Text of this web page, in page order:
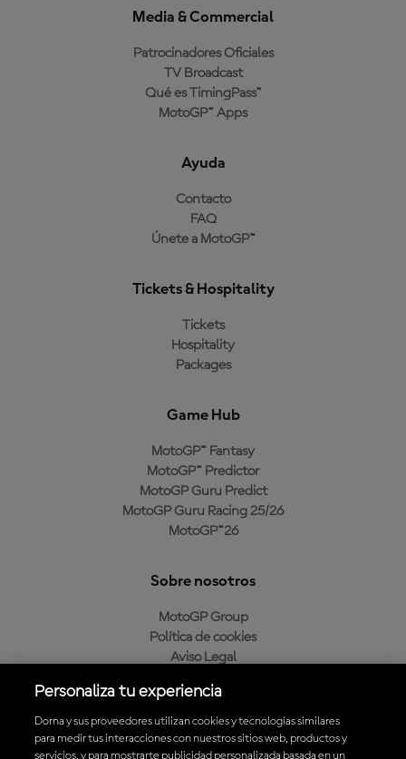
Media & Commercial
Patrocinadores Oficiales
TV Broadcast
Qué es TimingPass™
MotoGP™ Apps
Ayuda
Contacto
FAQ
Únete a MotoGP™
Tickets & Hospitality
Tickets
Hospitality
Packages
Game Hub
MotoGP™ Fantasy
MotoGP™ Predictor
MotoGP Guru Predict
MotoGP Guru Racing 25/26
MotoGP™26
Sobre nosotros
MotoGP Group
Política de cookies
Aviso Legal
Política de compra
Personaliza tu experiencia
Dorna y sus proveedores utilizan cookies y tecnologías similares
para medir tus interacciones con nuestros sitios web, productos y
servicios, y para mostrarte publicidad personalizada basada en un